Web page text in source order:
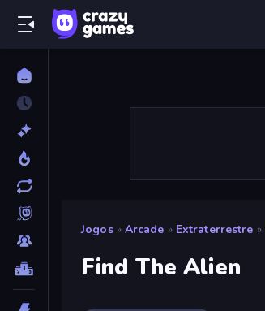
Jogos » Arcade » Extraterrestre »
Find The Alien